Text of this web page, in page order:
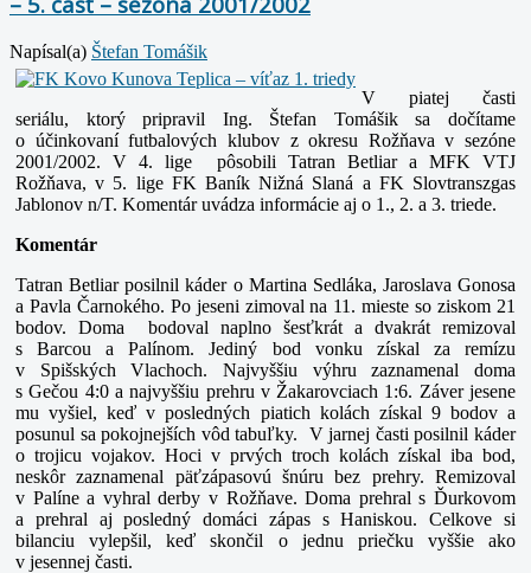
Napísal(a) Štefan Tomášik
V piatej časti
seriálu, ktorý pripravil Ing. Štefan Tomášik sa dočítame
o účinkovaní futbalových klubov z okresu Rožňava v sezóne
2001/2002. V 4. lige pôsobili Tatran Betliar a MFK VTJ
Rožňava, v 5. lige FK Baník Nižná Slaná a FK Slovtranszgas
Jablonov n/T. Komentár uvádza informácie aj o 1., 2. a 3. triede.
Komentár
Tatran Betliar posilnil káder o Martina Sedláka, Jaroslava Gonosa
a Pavla Čarnokého. Po jeseni zimoval na 11. mieste so ziskom 21
bodov. Doma bodoval naplno šesťkrát a dvakrát remizoval
s Barcou a Palínom. Jediný bod vonku získal za remízu
v Spišských Vlachoch. Najvyššiu výhru zaznamenal doma
s Gečou 4:0 a najvyššiu prehru v Žakarovciach 1:6. Záver jesene
mu vyšiel, keď v posledných piatich kolách získal 9 bodov a
posunul sa pokojnejších vôd tabuľky. V jarnej časti posilnil káder
o trojicu vojakov. Hoci v prvých troch kolách získal iba bod,
neskôr zaznamenal päťzápasovú šnúru bez prehry. Remizoval
v Palíne a vyhral derby v Rožňave. Doma prehral s Ďurkovom
a prehral aj posledný domáci zápas s Haniskou. Celkove si
bilanciu vylepšil, keď skončil o jednu priečku vyššie ako
v jesennej časti.